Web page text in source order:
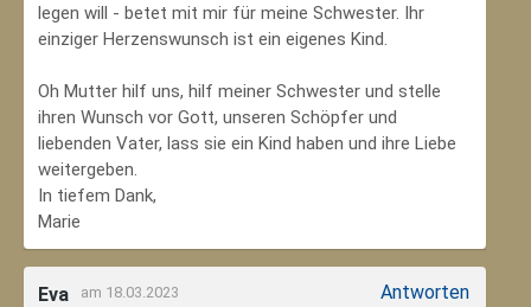
legen will - betet mit mir für meine Schwester. Ihr
einziger Herzenswunsch ist ein eigenes Kind.
Oh Mutter hilf uns, hilf meiner Schwester und stelle
ihren Wunsch vor Gott, unseren Schöpfer und
liebenden Vater, lass sie ein Kind haben und ihre Liebe
weitergeben.
In tiefem Dank,
Marie
Eva am 18.03.2023 Antworten